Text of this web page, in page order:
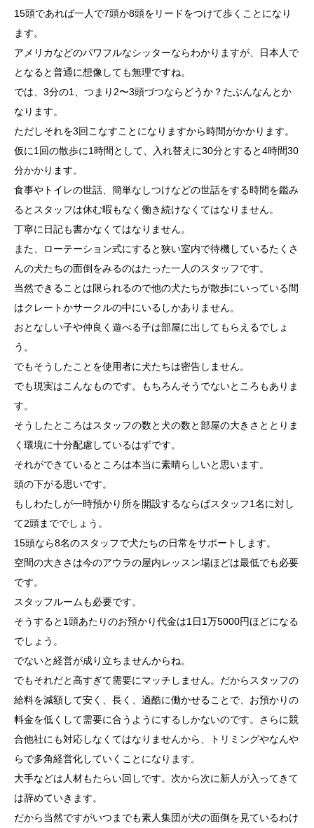
15頭であれば一人で7頭か8頭をリードをつけて歩くことになり
ます。
アメリカなどのパワフルなシッターならわかりますが、日本人で
となると普通に想像しても無理ですね。
では、3分の1、つまり2〜3頭づつならどうか？たぶんなんとか
なります。
ただしそれを3回こなすことになりますから時間がかかります。
仮に1回の散歩に1時間として、入れ替えに30分とすると4時間30
分かかります。
食事やトイレの世話、簡単なしつけなどの世話をする時間を鑑み
るとスタッフは休む暇もなく働き続けなくてはなりません。
丁寧に日記も書かなくてはなりません。
また、ローテーション式にすると狭い室内で待機しているたくさ
んの犬たちの面倒をみるのはたった一人のスタッフです。
当然できることは限られるので他の犬たちが散歩にいっている間
はクレートかサークルの中にいるしかありません。
おとなしい子や仲良く遊べる子は部屋に出してもらえるでしょ
う。
でもそうしたことを使用者に犬たちは密告しません。
でも現実はこんなものです。もちろんそうでないところもありま
す。
そうしたところはスタッフの数と犬の数と部屋の大きさととりま
く環境に十分配慮しているはずです。
それができているところは本当に素晴らしいと思います。
頭の下がる思いです。
もしわたしが一時預かり所を開設するならばスタッフ1名に対し
て2頭まででしょう。
15頭なら8名のスタッフで犬たちの日常をサポートします。
空間の大きさは今のアウラの屋内レッスン場ほどは最低でも必要
です。
スタッフルームも必要です。
そうすると1頭あたりのお預かり代金は1日1万5000円ほどになる
でしょう。
でないと経営が成り立ちませんからね。
でもそれだと高すぎて需要にマッチしません。だからスタッフの
給料を減額して安く、長く、過酷に働かせることで、お預かりの
料金を低くして需要に合うようにするしかないのです。さらに競
合他社にも対応しなくてはなりませんから、トリミングやなんや
らで多角経営化していくことになります。
大手などは人材もたらい回しです。次から次に新人が入ってきて
は辞めていきます。
だから当然ですがいつまでも素人集団が犬の面倒を見ているわけ